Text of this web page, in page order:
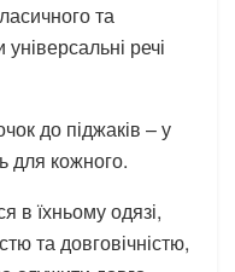
та
речі
до піджаків – у
для кожного.
в їхньому одязі,
та довговічністю,